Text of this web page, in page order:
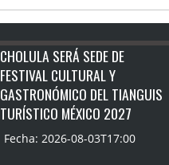
CHOLULA SERÁ SEDE DE
FESTIVAL CULTURAL Y
GASTRONÓMICO DEL TIANGUIS
TURÍSTICO MÉXICO 2027
Fecha: 2026-08-03T17:00